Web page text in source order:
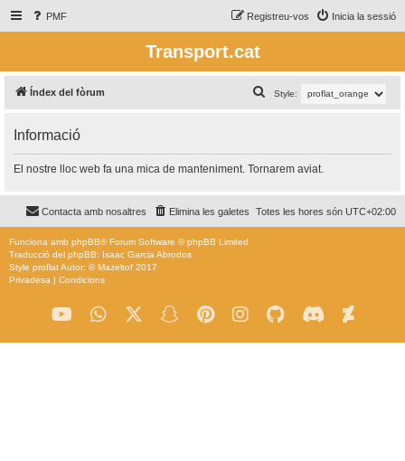
PMF Inicia la sessió
Registreu-vos
Transport.cat
Índex del fòrum Style:
e
c
Informació
El nostre lloc web fa una mica de manteniment. Tornarem aviat.
Totes les hores són UTC+02:00
Elimina les galetes
Contacta amb nosaltres
Funciona amb phpBB® Forum Software © phpBB Limited
Traducció del phpBB: Isaac Garcia Abrodos
Style proflatAutor: ©Mazeltof 2017
Privadesa | Condicions